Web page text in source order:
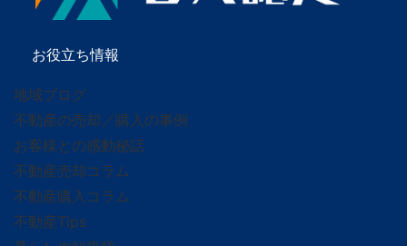
お役立ち情報
地域ブログ
不動産の売却／購入の事例
お客様との感動秘話
不動産売却コラム
不動産購入コラム
不動産Tips